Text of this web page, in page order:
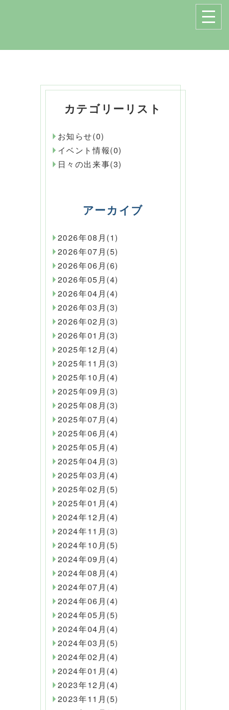
カテゴリーリスト
お知らせ(0)
イベント情報(0)
日々の出来事(3)
アーカイブ
2026年08月(1)
2026年07月(5)
2026年06月(6)
2026年05月(4)
2026年04月(4)
2026年03月(3)
2026年02月(3)
2026年01月(3)
2025年12月(4)
2025年11月(3)
2025年10月(4)
2025年09月(3)
2025年08月(3)
2025年07月(4)
2025年06月(4)
2025年05月(4)
2025年04月(3)
2025年03月(4)
2025年02月(5)
2025年01月(4)
2024年12月(4)
2024年11月(3)
2024年10月(5)
2024年09月(4)
2024年08月(4)
2024年07月(4)
2024年06月(4)
2024年05月(5)
2024年04月(4)
2024年03月(5)
2024年02月(4)
2024年01月(4)
2023年12月(4)
2023年11月(5)